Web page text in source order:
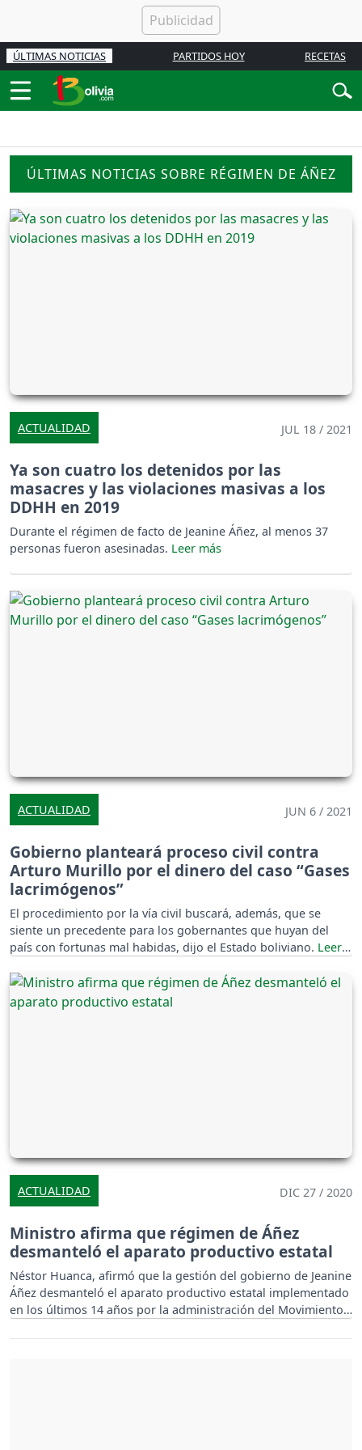
ÚLTIMAS NOTICIAS PARTIDOS HOY RECETAS
ÚLTIMAS NOTICIAS SOBRE RÉGIMEN DE ÁÑEZ
ACTUALIDAD JUL 18 / 2021
Ya son cuatro los detenidos por las
masacres y las violaciones masivas a los
DDHH en 2019
Durante el régimen de facto de Jeanine Áñez, al menos 37
personas fueron asesinadas.
ACTUALIDAD JUN 6 / 2021
Gobierno planteará proceso civil contra
Arturo Murillo por el dinero del caso “Gases
lacrimógenos”
El procedimiento por la vía civil buscará, además, que se
siente un precedente para los gobernantes que huyan del
país con fortunas mal habidas, dijo el Estado boliviano.
ACTUALIDAD DIC 27 / 2020
Ministro afirma que régimen de Áñez
desmanteló el aparato productivo estatal
Néstor Huanca, afirmó que la gestión del gobierno de Jeanine
Áñez desmanteló el aparato productivo estatal implementado
en los últimos 14 años por la administración del Movimiento